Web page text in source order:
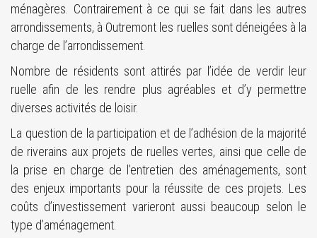
ménagères. Contrairement à ce qui se fait dans les autres
arrondissements, à Outremont les ruelles sont déneigées à la
charge de l’arrondissement.
Nombre de résidents sont attirés par l’idée de verdir leur
ruelle afin de les rendre plus agréables et d’y permettre
diverses activités de loisir.
La question de la participation et de l’adhésion de la majorité
de riverains aux projets de ruelles vertes, ainsi que celle de
la prise en charge de l’entretien des aménagements, sont
des enjeux importants pour la réussite de ces projets. Les
coûts d’investissement varieront aussi beaucoup selon le
type d’aménagement.